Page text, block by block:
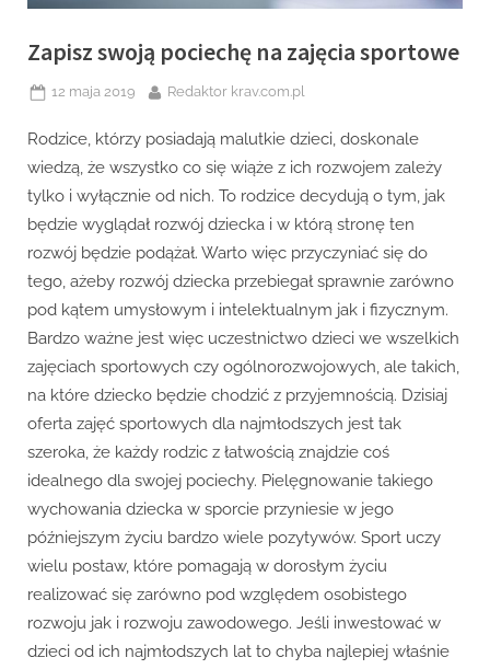
Zapisz swoją pociechę na zajęcia sportowe
Posted
12 maja 2019 By
Redaktor krav.com.pl
Rodzice, którzy posiadają malutkie dzieci, doskonale
wiedzą, że wszystko co się wiąże z ich rozwojem zależy
tylko i wyłącznie od nich. To rodzice decydują o tym, jak
będzie wyglądał rozwój dziecka i w którą stronę ten
rozwój będzie podążał. Warto więc przyczyniać się do
tego, ażeby rozwój dziecka przebiegał sprawnie zarówno
pod kątem umysłowym i intelektualnym jak i fizycznym.
Bardzo ważne jest więc uczestnictwo dzieci we wszelkich
zajęciach sportowych czy ogólnorozwojowych, ale takich,
na które dziecko będzie chodzić z przyjemnością. Dzisiaj
oferta zajęć sportowych dla najmłodszych jest tak
szeroka, że każdy rodzic z łatwością znajdzie coś
idealnego dla swojej pociechy. Pielęgnowanie takiego
wychowania dziecka w sporcie przyniesie w jego
późniejszym życiu bardzo wiele pozytywów. Sport uczy
wielu postaw, które pomagają w dorosłym życiu
realizować się zarówno pod względem osobistego
rozwoju jak i rozwoju zawodowego. Jeśli inwestować w
dzieci od ich najmłodszych lat to chyba najlepiej właśnie